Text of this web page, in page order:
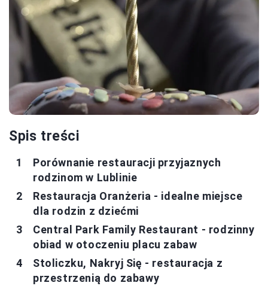
Spis treści
Porównanie restauracji przyjaznych
rodzinom w Lublinie
Restauracja Oranżeria - idealne miejsce
dla rodzin z dziećmi
Central Park Family Restaurant - rodzinny
obiad w otoczeniu placu zabaw
Stoliczku, Nakryj Się - restauracja z
przestrzenią do zabawy